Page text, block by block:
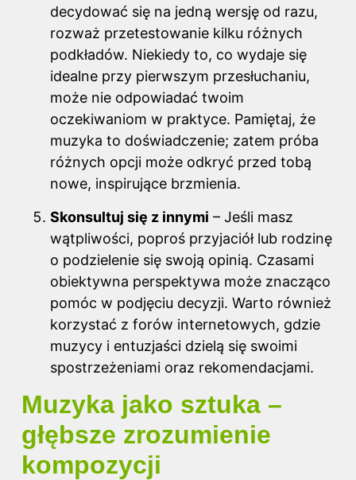
decydować się na jedną wersję od razu,
rozważ przetestowanie kilku różnych
podkładów. Niekiedy to, co wydaje się
idealne przy pierwszym przesłuchaniu,
może nie odpowiadać twoim
oczekiwaniom w praktyce. Pamiętaj, że
muzyka to doświadczenie; zatem próba
różnych opcji może odkryć przed tobą
nowe, inspirujące brzmienia.
Skonsultuj się z innymi – Jeśli masz
wątpliwości, poproś przyjaciół lub rodzinę
o podzielenie się swoją opinią. Czasami
obiektywna perspektywa może znacząco
pomóc w podjęciu decyzji. Warto również
korzystać z forów internetowych, gdzie
muzycy i entuzjaści dzielą się swoimi
spostrzeżeniami oraz rekomendacjami.
Muzyka jako sztuka –
głębsze zrozumienie
kompozycji